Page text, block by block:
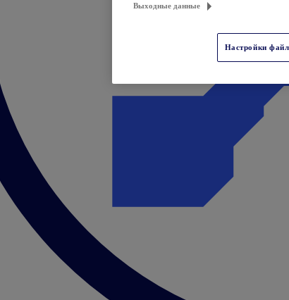
Выходные данные
Настройки